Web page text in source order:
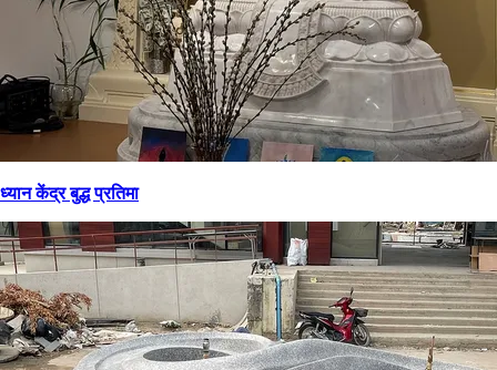
ध्यान केंद्र बुद्ध प्रतिमा